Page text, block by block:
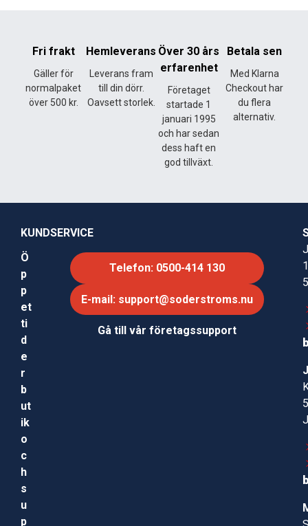
Fri frakt
Gäller för
normalpaket
över 500 kr.
Hemleverans
Leverans fram
till din dörr.
Oavsett storlek.
Över 30 års
erfarenhet
Företaget
startade 1
januari 1995
och har sedan
dess haft en
god tillväxt.
Betala sen
Med Klarna
Checkout har
du flera
alternativ.
KUNDSERVICE
Ö
p
p
et
ti
d
e
r
b
ut
ik
o
c
h
s
u
p
Telefon: 0500-414 130
E-mail: support@soderstroms.nu
Gå till vår företagssupport